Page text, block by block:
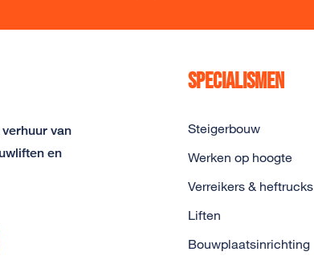
van
en
Specialismen
Steigerbouw
Werken op hoogte
Verreikers & heftrucks
Liften
Bouwplaatsinrichting